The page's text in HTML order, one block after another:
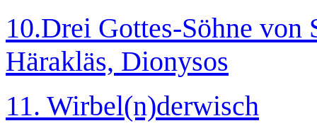
10.Drei Gottes-Söhne von
Härakläs, Dionysos
11. Wirbel(n)derwisch